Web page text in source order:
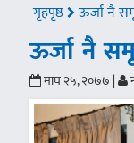
गृहपृष्ठ ऊर्जा नै
ऊर्जा नै
माघ २५, २०७७ |